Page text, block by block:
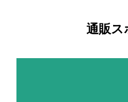
通販ス